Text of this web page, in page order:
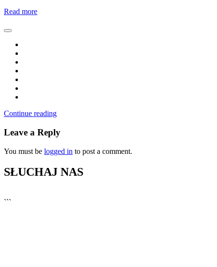
Read more
Continue reading
Leave a Reply
You must be logged in to post a comment.
SŁUCHAJ NAS
```